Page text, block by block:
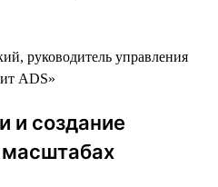
руководитель управления
ADS»
и создание
масштабах